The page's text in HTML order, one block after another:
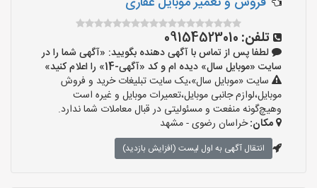
تلفن: 09154523010
لطفا پس از تماس با آگهی دهنده بگویید: «آگهی شما را در
سایت «موبایل سال» دیده ام و کد «آگهی-14» را اعلام کنید»
سایت «موبایل سال»،یک سایت تبلیغات خرید و فروش
موبایل،لوازم جانبی موبایل،تعمیرات موبایل و غیره است
وهیچ‌گونه منفعت و مسئولیتی در قبال معاملات شما ندارد.
مکان:خراسان رضوی - مشهد
انتقال آگهی به اول لیست (افزایش بازدید)